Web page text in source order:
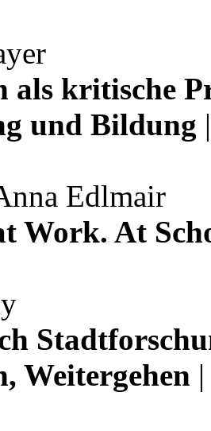
als kritische
und Bildung
Edlmair
Work. At
Weitergehen